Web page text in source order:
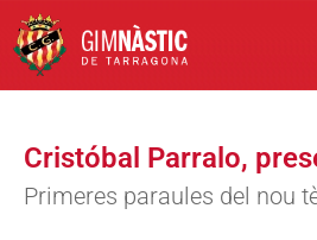
Cristóbal Parralo,
Primeres paraules del nou